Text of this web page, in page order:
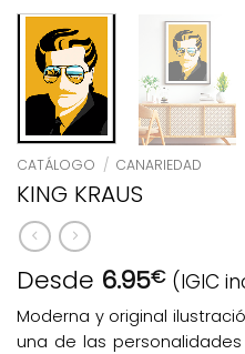
CATÁLOGO / CANARIEDAD
KING KRAUS
Desde 6.95€ (IGIC
Moderna y original
una de las